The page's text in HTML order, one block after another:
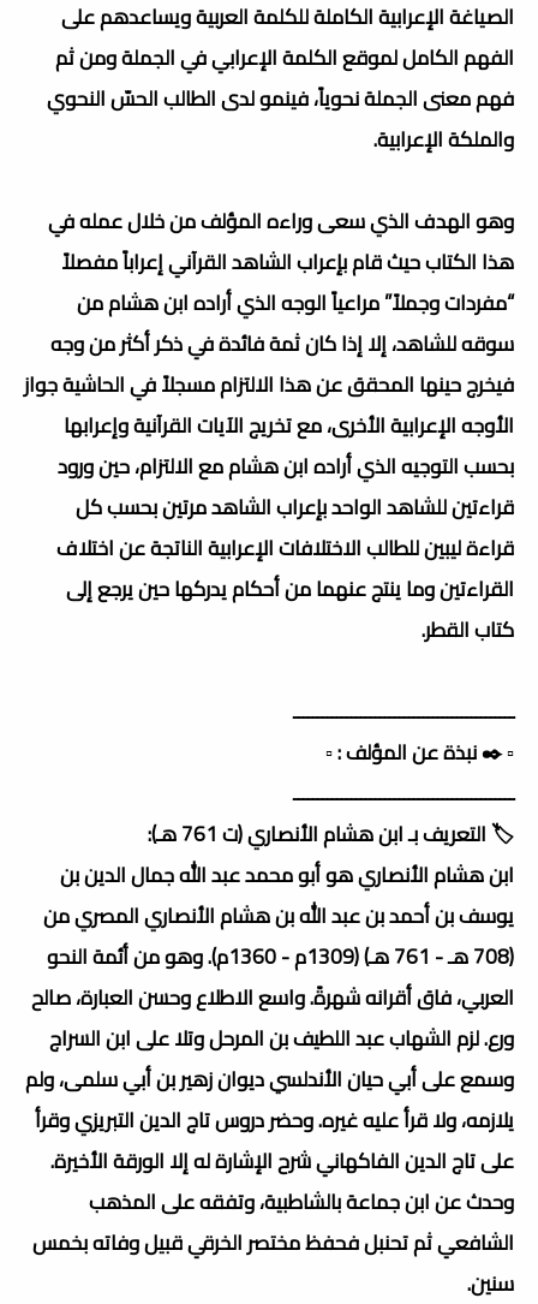
الصياغة الإعرابية الكاملة للكلمة العربية ويساعدهم على
الفهم الكامل لموقع الكلمة الإعرابي في الجملة ومن ثم
فهم معنى الجملة نحوياً، فينمو لدى الطالب الحسّ النحوي
والملكة الإعرابية.
وهو الهدف الذي سعى وراءه المؤلف من خلال عمله في
هذا الكتاب حيث قام بإعراب الشاهد القرآني إعراباً مفصلاً
“مفردات وجملاً” مراعياً الوجه الذي أراده ابن هشام من
سوقه للشاهد، إلا إذا كان ثمة فائدة في ذكر أكثر من وجه
فيخرج حينها المحقق عن هذا الالتزام مسجلاً في الحاشية جواز
الأوجه الإعرابية الأخرى، مع تخريج الآيات القرآنية وإعرابها
بحسب التوجيه الذي أراده ابن هشام مع الالتزام، حين ورود
قراءتين للشاهد الواحد بإعراب الشاهد مرتين بحسب كل
قراءة ليبين للطالب الاختلافات الإعرابية الناتجة عن اختلاف
القراءتين وما ينتج عنهما من أحكام يدركها حين يرجع إلى
كتاب القطر.
ــــــــــــــــــــــــــــــــــــــــــــــ
▫️ ✒️ نبذة عن المؤلف : ▫️
ــــــــــــــــــــــــــــــــــــــــــــــ
🏷️ التعريف بـ ابن هشام الأنصاري (ت 761 هـ):
ابن هشام الأنصاري هو أبو محمد عبد الله جمال الدين بن
يوسف بن أحمد بن عبد الله بن هشام الأنصاري المصري من
(708 هـ - 761 هـ) (1309م - 1360م). وهو من أئمة النحو
العربي، فاق أقرانه شهرةً. واسع الاطلاع وحسن العبارة، صالح
ورع. لزم الشهاب عبد اللطيف بن المرحل وتلا على ابن السراج
وسمع على أبي حيان الأندلسي ديوان زهير بن أبي سلمى، ولم
يلازمه، ولا قرأ عليه غيره. وحضر دروس تاج الدين التبريزي وقرأ
على تاج الدين الفاكهاني شرح الإشارة له إلا الورقة الأخيرة.
وحدث عن ابن جماعة بالشاطبية، وتفقه على المذهب
الشافعي ثم تحنبل فحفظ مختصر الخرقي قبيل وفاته بخمس
سنين.